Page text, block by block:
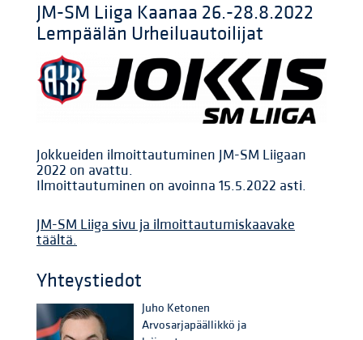
JM-SM Liiga Kaanaa 26.-28.8.2022
Lempäälän Urheiluautoilijat
Jokkueiden ilmoittautuminen JM-SM Liigaan
2022 on avattu.
Ilmoittautuminen on avoinna 15.5.2022 asti.
JM-SM Liiga sivu ja ilmoittautumiskaavake
täältä.
Yhteystiedot
Juho Ketonen
Arvosarjapäällikkö ja